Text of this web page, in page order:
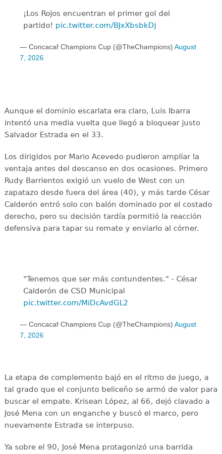
¡Los Rojos encuentran el primer gol del
partido! pic.twitter.com/BJxXbsbkDj
— Concacaf Champions Cup (@TheChampions) August
7, 2026
Aunque el dominio escarlata era claro, Luis Ibarra
intentó una media vuelta que llegó a bloquear justo
Salvador Estrada en el 33.
Los dirigidos por Mario Acevedo pudieron ampliar la
ventaja antes del descanso en dos ocasiones. Primero
Rudy Barrientos exigió un vuelo de West con un
zapatazo desde fuera del área (40), y más tarde César
Calderón entró solo con balón dominado por el costado
derecho, pero su decisión tardía permitió la reacción
defensiva para tapar su remate y enviarlo al córner.
"Tenemos que ser más contundentes." - César
Calderón de CSD Municipal ️
pic.twitter.com/MiDcAvdGL2
— Concacaf Champions Cup (@TheChampions) August
7, 2026
La etapa de complemento bajó en el ritmo de juego, a
tal grado que el conjunto beliceño se armó de valor para
buscar el empate. Krisean López, al 66, dejó clavado a
José Mena con un enganche y buscó el marco, pero
nuevamente Estrada se interpuso.
Ya sobre el 90, José Mena protagonizó una barrida